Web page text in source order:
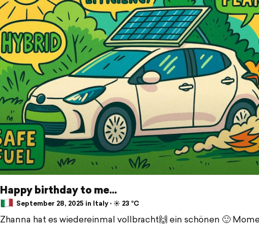
Happy birthday to me...
September 28, 2025 in Italy ⋅ ☀️ 23 °C
Zhanna hat es wiedereinmal vollbracht🙌 ein schönen 🙂